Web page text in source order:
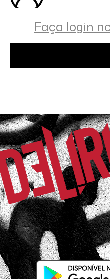
04/11/2025 às
Minha mãe
de quadril
VÂNIA M.
Comprador
20/10/2025 às 15h06
Dois Córregos / SP
Lindo
dia.
ILDA A.
Comprador
Faça login